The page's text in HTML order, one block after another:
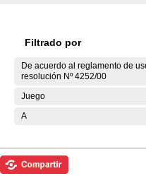
Filtrado por
De acuerdo al reglamento de
resolución Nº 4252/00
Juego
A